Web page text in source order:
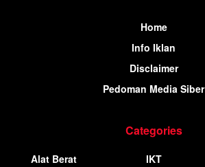
Home
Info Iklan
Disclaimer
Pedoman Media Siber
Categories
Alat Berat
IKT